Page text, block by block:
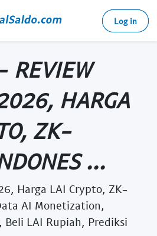
Log in
REVIEW
HARGA
ZK-
...
Harga LAI Crypto, ZK-
AI Monetization,
Beli LAI Rupiah, Prediksi